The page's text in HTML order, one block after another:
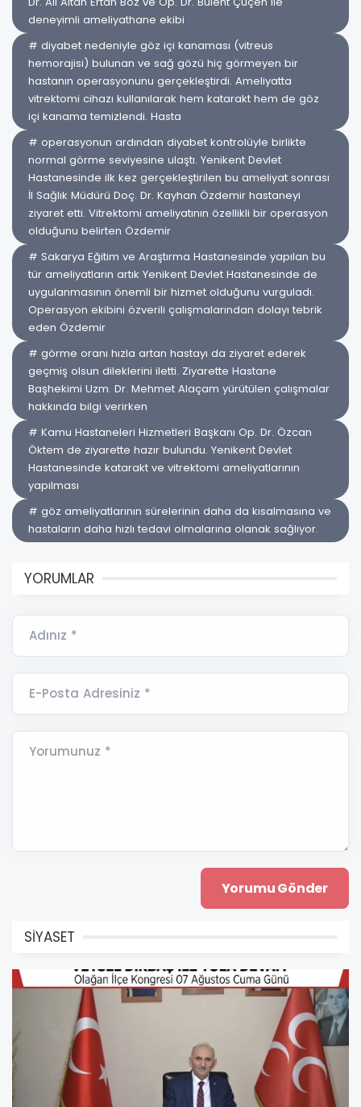
deneyimli ameliyathane ekibi
# diyabet nedeniyle göz içi kanaması (vitreus
hemorajisi) bulunan ve sağ gözü hiç görmeyen bir
hastanın operasyonunu gerçekleştirdi. Ameliyatta
vitrektomi cihazı kullanılarak hem katarakt hem de göz
içi kanama temizlendi. Hasta
# operasyonun ardından diyabet kontrolüyle birlikte
normal görme seviyesine ulaştı. Yenikent Devlet
Hastanesinde ilk kez gerçekleştirilen bu ameliyat sonrası
İl Sağlık Müdürü Doç. Dr. Kayhan Özdemir hastaneyi
ziyaret etti. Vitrektomi ameliyatının özellikli bir operasyon
olduğunu belirten Özdemir
# Sakarya Eğitim ve Araştırma Hastanesinde yapılan bu
tür ameliyatların artık Yenikent Devlet Hastanesinde de
uygulanmasının önemli bir hizmet olduğunu vurguladı.
Operasyon ekibini özverili çalışmalarından dolayı tebrik
eden Özdemir
# görme oranı hızla artan hastayı da ziyaret ederek
geçmiş olsun dileklerini iletti. Ziyarette Hastane
Başhekimi Uzm. Dr. Mehmet Alaçam yürütülen çalışmalar
hakkında bilgi verirken
# Kamu Hastaneleri Hizmetleri Başkanı Op. Dr. Özcan
Öktem de ziyarette hazır bulundu. Yenikent Devlet
Hastanesinde katarakt ve vitrektomi ameliyatlarının
yapılması
# göz ameliyatlarının sürelerinin daha da kısalmasına ve
hastaların daha hızlı tedavi olmalarına olanak sağlıyor.
YORUMLAR
Adınız *
E-Posta Adresiniz *
Yorumunuz *
SİYASET